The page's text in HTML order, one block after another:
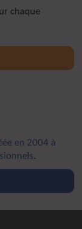
chaque
en 2004 à